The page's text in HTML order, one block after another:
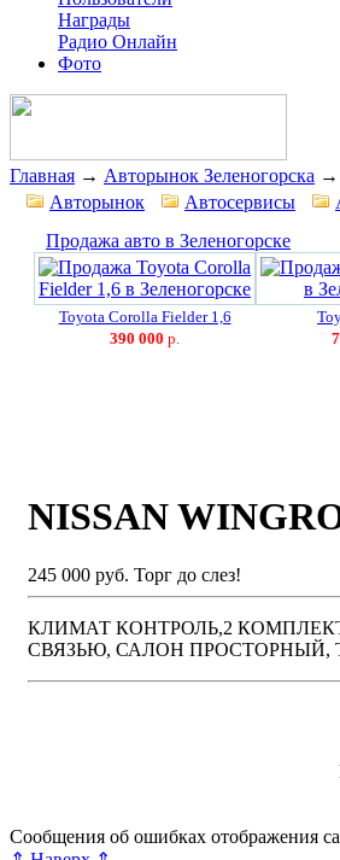
Награды
Радио Онлайн
Фото
Главная → Авторынок Зеленогорска →
Авторынок
Автосервисы
Продажа авто в Зеленогорске
Toyota Corolla Fielder 1,6
390 000 р.
NISSAN
245 000 руб. Торг до слез!
КЛИМАТ КОНТРОЛЬ,2
СВЯЗЬЮ, САЛОН ПРОСТОРНЫЙ,
Сообщения об ошибках отображения